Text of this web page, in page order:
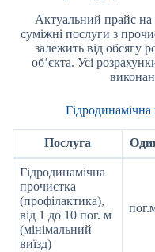
Актуальний прайс на
суміжні послуги з
залежить від обсягу
об’єкта. Усі
Гідродинамічна
Послуга
Гідродинамічна
прочистка
(профілактика),
від 1 до 10 пог. м
(мінімальний
виїзд)